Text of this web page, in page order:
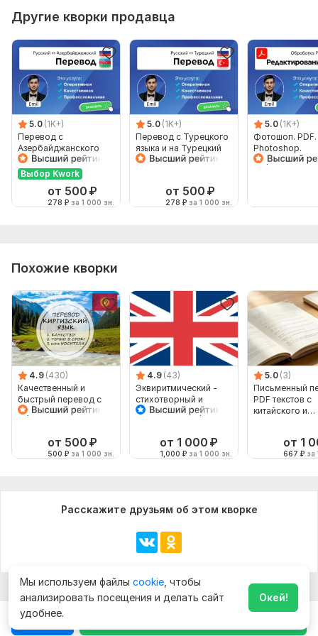
с Русского на Немецкий
с Немецкого на Русский
Объем услуги в кворке:
1 800 знаков
Чат
Показать ещё
Другие кворки продавца
5.0 (1K+)
Перевод с
Азербайджанского
языка и на
Азербайджанский
язык от носителя
Выбор Kwork
от 500 ₽
278 ₽ за 1 000 зн.
5.0 (1K+)
Перевод с Турецкого
языка и на Турецкий
язык от носителя
от 500 ₽
278 ₽ за 1 000 зн.
5.0 (1K+)
Фотошоп. PDF.
Photoshop.
Обработка и
Похожие кворки
4.9 (430)
Качественный и
быстрый перевод с
киргизского и на
от 500 ₽
500 ₽ за 1 000 зн.
4.9 (43)
Эквиритмический -
стихотворный и
поющийся - перевод
от 1 000 ₽
1,000 ₽ за 1 000 зн.
5.0 (3)
Письменный
PDF текстов с
китайского и
от 1
667 ₽ за
Расскажите друзьям об этом кворке
Мы используем файлы cookie , чтобы
анализировать посещения и делать сайт
удобнее.
Окей!